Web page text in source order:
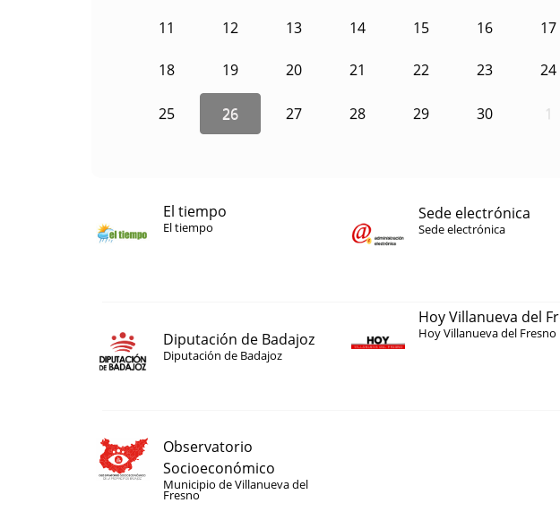
11 12 13 14 15 16 17
18 19 20 21 22 23 24
25 26 27 28 29 30 1
El tiempo
El tiempo
Sede electrónica
Sede electrónica
Diputación de Badajoz
Diputación de Badajoz
Hoy Villanueva del
Hoy Villanueva del Fresno
Observatorio
Socioeconómico
Municipio de Villanueva del
Fresno